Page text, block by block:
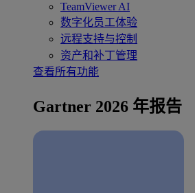
TeamViewer AI
数字化员工体验
远程支持与控制
资产和补丁管理
查看所有功能
Gartner 2026 年报告